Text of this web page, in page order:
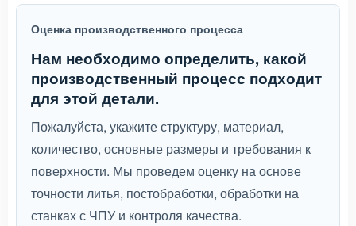
Оценка производственного процесса
Нам необходимо определить, какой
производственный процесс подходит
для этой детали.
Пожалуйста, укажите структуру, материал,
количество, основные размеры и требования к
поверхности. Мы проведем оценку на основе
точности литья, постобработки, обработки на
станках с ЧПУ и контроля качества.